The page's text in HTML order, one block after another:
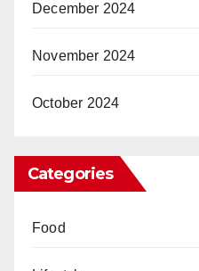
December 2024
November 2024
October 2024
Categories
Food